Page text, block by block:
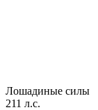
Лошадиные силы
211 л.с.